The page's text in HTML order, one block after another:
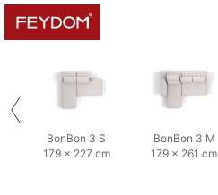
BonBon 3 S
179 × 227 cm
BonBon 3 M
179 × 261 cm